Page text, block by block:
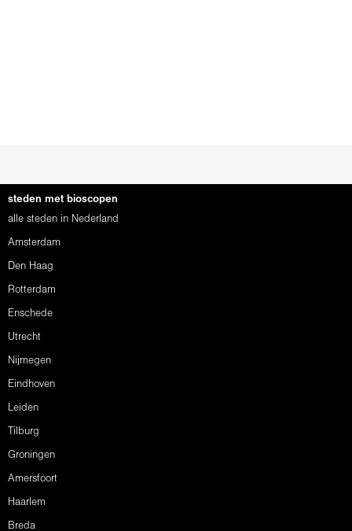
steden met bioscopen
alle steden in Nederland
Amsterdam
Den Haag
Rotterdam
Enschede
Utrecht
Nijmegen
Eindhoven
Leiden
Tilburg
Groningen
Amersfoort
Haarlem
Breda